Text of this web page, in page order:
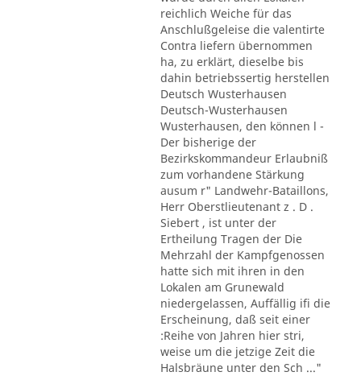
reichlich Weiche für das
Anschlußgeleise die valentirte
Contra liefern übernommen
ha, zu erklärt, dieselbe bis
dahin betriebssertig herstellen
Deutsch Wusterhausen
Deutsch-Wusterhausen
Wusterhausen, den können l -
Der bisherige der
Bezirkskommandeur Erlaubniß
zum vorhandene Stärkung
ausum r" Landwehr-Bataillons,
Herr Oberstlieutenant z . D .
Siebert , ist unter der
Ertheilung Tragen der Die
Mehrzahl der Kampfgenossen
hatte sich mit ihren in den
Lokalen am Grunewald
niedergelassen, Auffällig ifi die
Erscheinung, daß seit einer
:Reihe von Jahren hier stri,
weise um die jetzige Zeit die
Halsbräune unter den Sch ..."